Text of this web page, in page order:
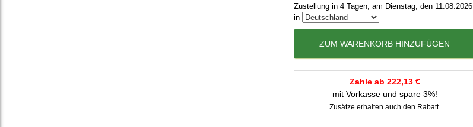
Zustellung in 4 Tagen, am Dienstag, den 11.08.2026
in
ZUM WARENKORB HINZUFÜGEN
Zahle ab 222,13 €
mit Vorkasse und spare 3%!
Zusätze erhalten auch den Rabatt.